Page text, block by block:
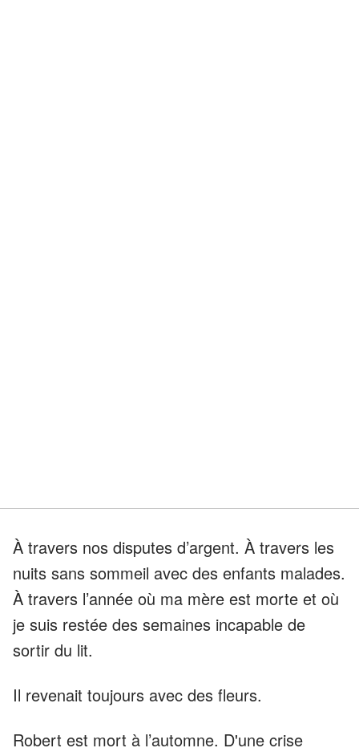
À travers nos disputes d’argent. À travers les
nuits sans sommeil avec des enfants malades.
À travers l’année où ma mère est morte et où
je suis restée des semaines incapable de
sortir du lit.
Il revenait toujours avec des fleurs.
Robert est mort à l’automne. D'une crise